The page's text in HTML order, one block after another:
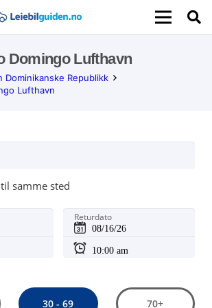
Domingo Lufthavn
Dominikanske Republikk
Lufthavn
samme sted
Returdato
30 - 69 70+